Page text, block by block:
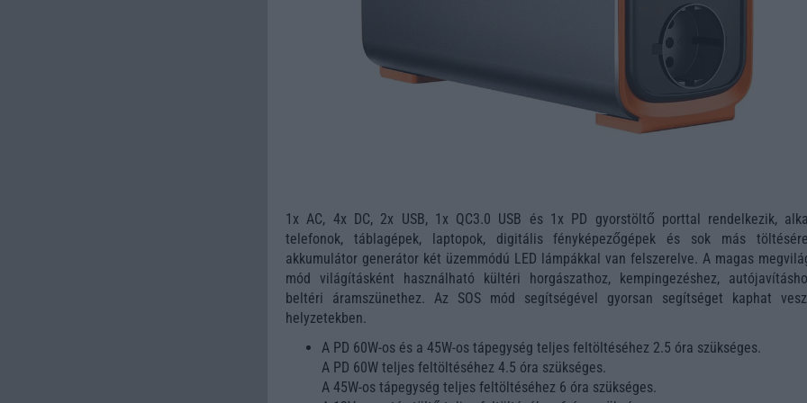
1x AC, 4x DC, 2x USB, 1x QC3.0 USB és 1x PD gyorstöltő porttal rendelkezik,
telefonok, táblagépek, laptopok, digitális fényképezőgépek és sok más töltésére
akkumulátor generátor két üzemmódú LED lámpákkal van felszerelve. A magas
mód világításként használható kültéri horgászathoz, kempingezéshez,
beltéri áramszünethez. Az SOS mód segítségével gyorsan segítséget kaphat
helyzetekben.
A PD 60W-os és a 45W-os tápegység teljes feltöltéséhez 2.5 óra szükséges.
A PD 60W teljes feltöltéséhez 4.5 óra szükséges.
A 45W-os tápegység teljes feltöltéséhez 6 óra szükséges.